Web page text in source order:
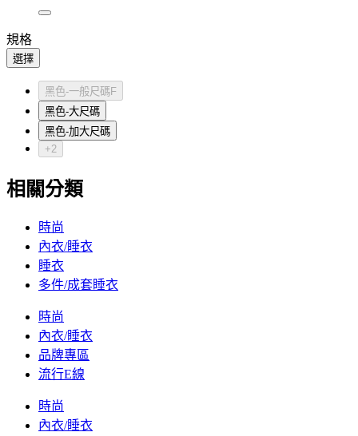
規格
選擇
黑色-一般尺碼F
黑色-大尺碼
黑色-加大尺碼
+2
相關分類
時尚
內衣/睡衣
睡衣
多件/成套睡衣
時尚
內衣/睡衣
品牌專區
流行E線
時尚
內衣/睡衣